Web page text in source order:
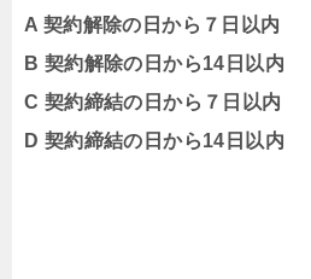
A 契約解除の日から７日以内
B 契約解除の日から14日以内
C 契約締結の日から７日以内
D 契約締結の日から14日以内